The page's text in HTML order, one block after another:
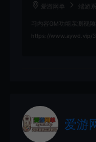
爱游网单 端游系
习内容GM功能亲测视
https://www.aywd.vip/
爱游